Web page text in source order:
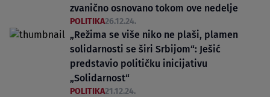
zvanično osnovano tokom ove nedelje
POLITIKA26.12.24.
„Režima se više niko ne plaši, plamen
solidarnosti se širi Srbijom“: Ješić
predstavio političku inicijativu
„Solidarnost“
POLITIKA21.12.24.